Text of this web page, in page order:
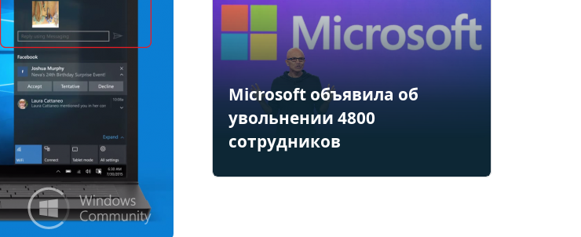
Microsoft объявила об
увольнении 4800
сотрудников